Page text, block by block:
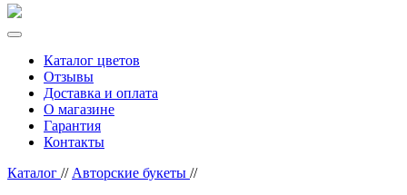
Каталог цветов
Отзывы
Доставка и оплата
О магазине
Гарантия
Контакты
Каталог // Авторские букеты //